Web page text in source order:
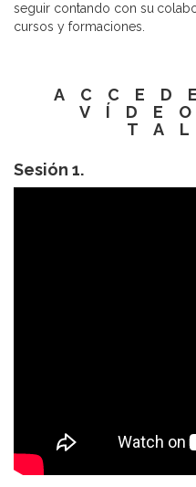
seguir contando con su
cursos y formaciones.
Sesión 1.